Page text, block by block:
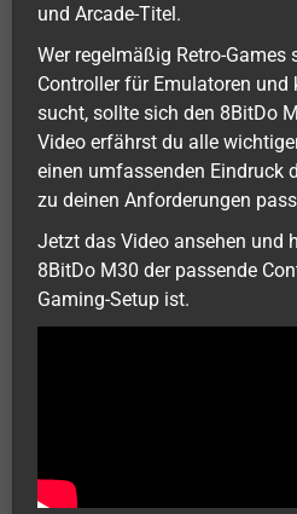
und Arcade-Titel.
Wer regelmäßig Retro-Games
Controller für Emulatoren und
sucht, sollte sich den 8BitDo
Video erfährst du alle
einen umfassenden Eindruck
zu deinen Anforderungen
Jetzt das Video ansehen und
8BitDo M30 der passende
Gaming-Setup ist.